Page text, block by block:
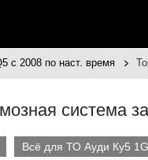
c 2008 по наст. время
система
Всё для ТО Ауди Ку5 1G